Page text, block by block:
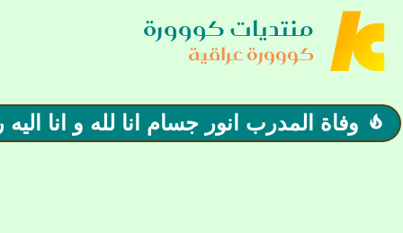
منتديات كووورة
كووورة عراقية
 وفاة المدرب انور جسام انا لله و انا